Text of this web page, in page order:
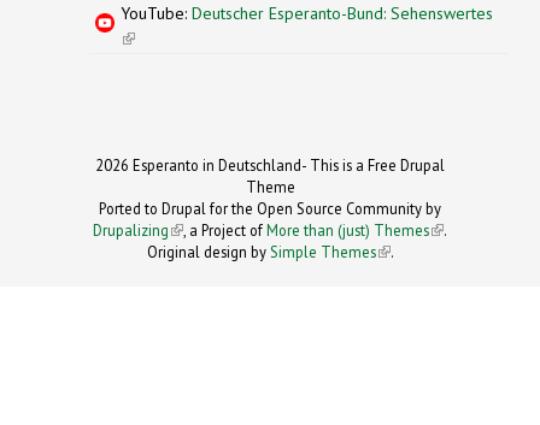
YouTube: Deutscher Esperanto-Bund: Sehenswertes
(link is external)
2026 Esperanto in Deutschland- This is a Free Drupal
Theme
Ported to Drupal for the Open Source Community by
Drupalizing(link is external)
, a Project ofMore than (just) Themes (link is
.
Original design by Simple Themes
(link is
.